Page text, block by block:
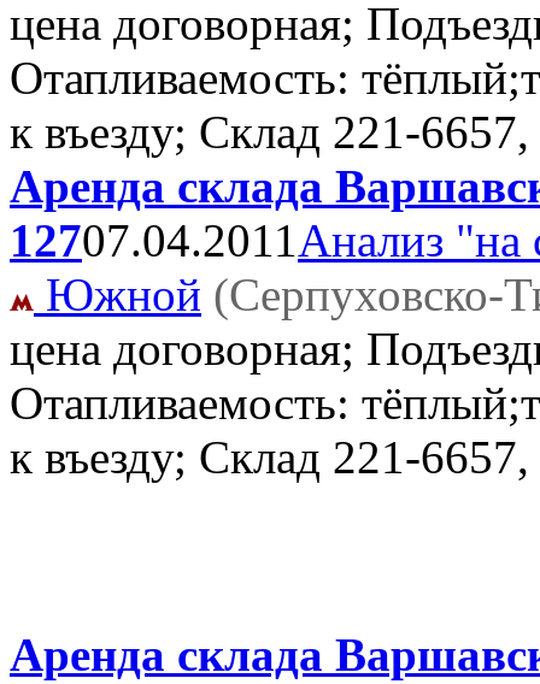
цена договорная;
Отапливаемость:
к въезду; Склад 221-
Аренда склада
12707.04.2011Анализ "на
Южной (Серпуховско-
цена договорная;
Отапливаемость:
к въезду; Склад 221-
Аренда склада